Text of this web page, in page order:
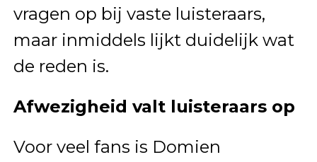
vragen op bij vaste luisteraars,
maar inmiddels lijkt duidelijk wat
de reden is.
Afwezigheid valt luisteraars op
Voor veel fans is Domien